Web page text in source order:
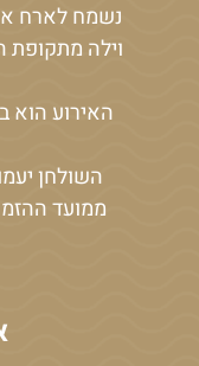
נשמח לארח
וילה מתקופת
האירוע הוא
השולחן